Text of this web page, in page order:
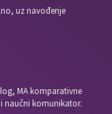
uz navođenje
MA komparativne
naučni komunikator.